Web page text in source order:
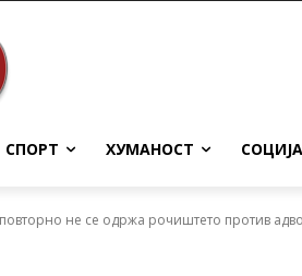
СПОРТ ХУМАНОСТ
не се одржа рочиштето против